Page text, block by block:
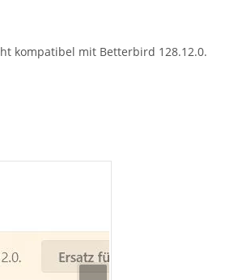
kompatibel mit Betterbird 128.12.0.